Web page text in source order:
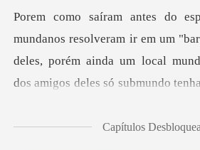
Histórico
Sair
deles, porém ainda um local
dos ami
Capítulos